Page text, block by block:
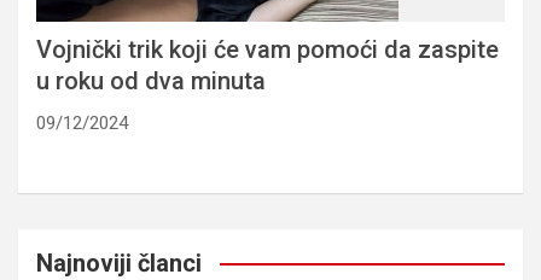
Vojnički trik koji će vam pomoći da zaspite
u roku od dva minuta
09/12/2024
Najnoviji članci